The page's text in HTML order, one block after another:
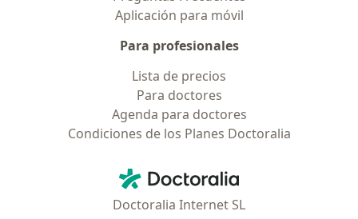
Aplicación para móvil
Para profesionales
Lista de precios
Para doctores
Agenda para doctores
Condiciones de los Planes Doctoralia
Doctoralia - Página de inicio
Doctoralia Internet SL